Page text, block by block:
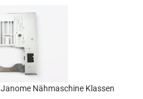
Nähmaschine Klassen